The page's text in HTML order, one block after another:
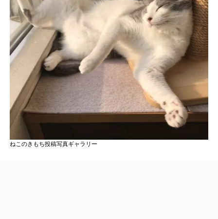
ねこのきもち投稿写真ギャラリー